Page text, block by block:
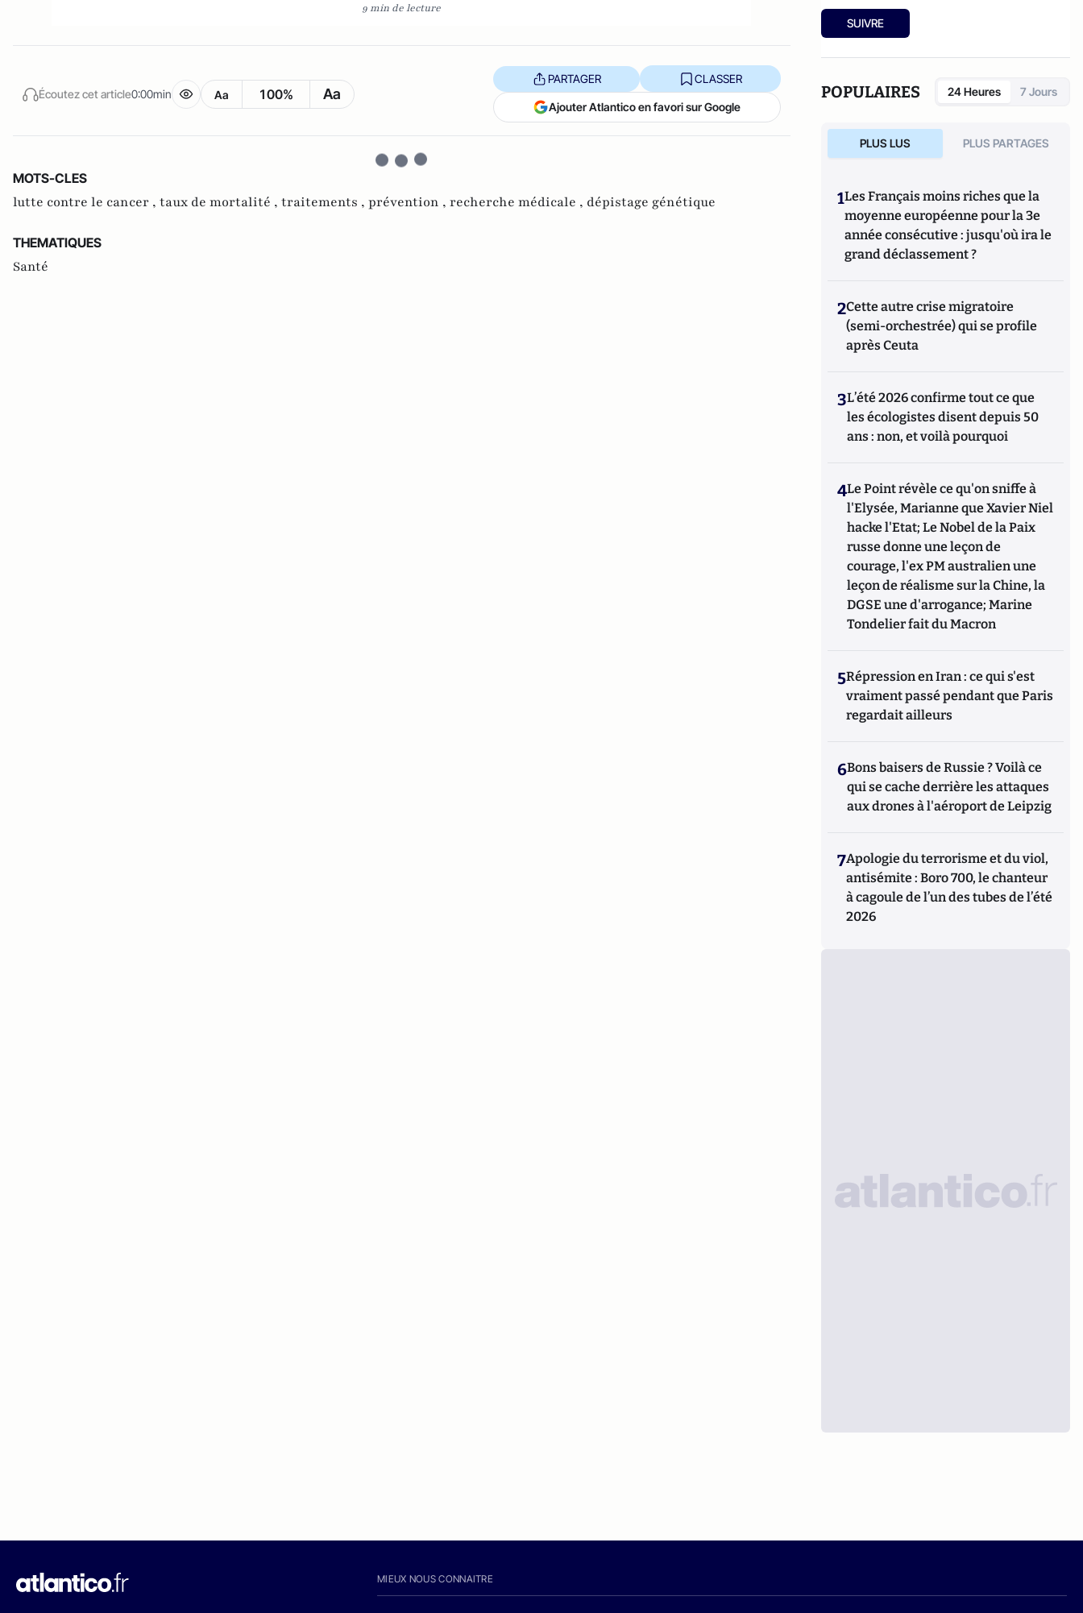
9 min de lecture
Écoutez cet article0:00min Aa 100% Aa
PARTAGER CLASSER
Ajouter Atlantico en favori sur Google
MOTS-CLES
lutte contre le cancer , taux de mortalité , traitements , prévention , recherche médicale , dépistage génétique
THEMATIQUES
Santé
SUIVRE
POPULAIRES 24 Heures 7 Jours
PLUS LUS PLUS PARTAGES
1Les Français moins riches que la
moyenne européenne pour la 3e
année consécutive : jusqu'où ira le
grand déclassement ?
2Cette autre crise migratoire
(semi-orchestrée) qui se profile
après Ceuta
3L’été 2026 confirme tout ce que
les écologistes disent depuis 50
ans : non, et voilà pourquoi
4Le Point révèle ce qu'on sniffe à
l'Elysée, Marianne que Xavier Niel
hacke l'Etat; Le Nobel de la Paix
russe donne une leçon de
courage, l'ex PM australien une
leçon de réalisme sur la Chine, la
DGSE une d'arrogance; Marine
Tondelier fait du Macron
5Répression en Iran : ce qui s'est
vraiment passé pendant que Paris
regardait ailleurs
6Bons baisers de Russie ? Voilà ce
qui se cache derrière les attaques
aux drones à l'aéroport de Leipzig
7Apologie du terrorisme et du viol,
antisémite : Boro 700, le chanteur
à cagoule de l’un des tubes de l’été
2026
MIEUX NOUS CONNAITRE